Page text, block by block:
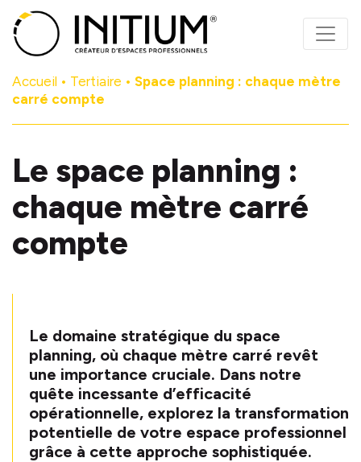
Accueil • Tertiaire • Space planning : chaque mètre
carré compte
Le space planning :
chaque mètre carré
compte
Le domaine stratégique du space
planning, où chaque mètre carré revêt
une importance cruciale. Dans notre
quête incessante d’efficacité
opérationnelle, explorez la transformation
potentielle de votre espace professionnel
grâce à cette approche sophistiquée.
Panneau de gestion des cookies